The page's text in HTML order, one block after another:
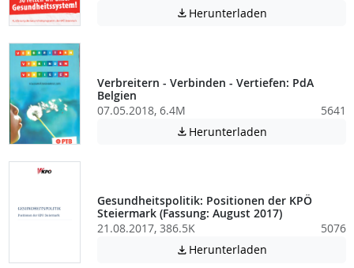
 Herunterladen
Verbreitern - Verbinden - Vertiefen: PdA
Belgien
07.05.2018, 6.4M
5641
 Herunterladen
Gesundheitspolitik: Positionen der KPÖ
Steiermark (Fassung: August 2017)
21.08.2017, 386.5K
5076
 Herunterladen